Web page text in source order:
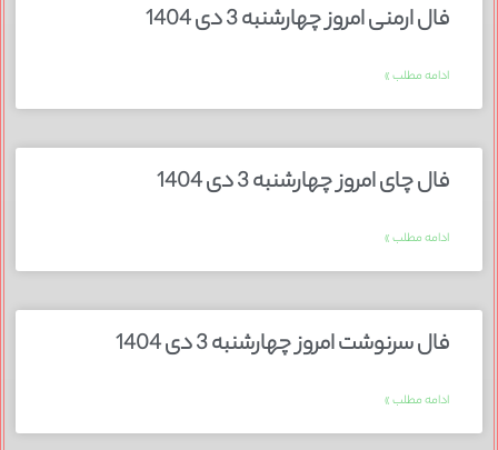
فال ارمنی امروز چهارشنبه 3 دی 1404
ادامه مطلب »
فال چای امروز چهارشنبه 3 دی 1404
ادامه مطلب »
فال سرنوشت امروز چهارشنبه 3 دی 1404
ادامه مطلب »